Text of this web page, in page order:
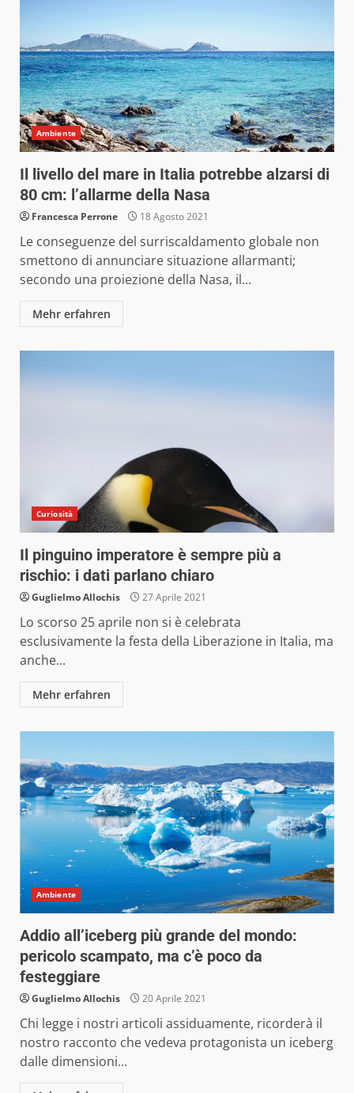
Ambiente
Il livello del mare in Italia potrebbe alzarsi di
80 cm: l’allarme della Nasa
Francesca Perrone 18 Agosto 2021
Le conseguenze del surriscaldamento globale non
smettono di annunciare situazione allarmanti;
secondo una proiezione della Nasa, il...
Mehr erfahren
Curiosità
Il pinguino imperatore è sempre più a
rischio: i dati parlano chiaro
Guglielmo Allochis 27 Aprile 2021
Lo scorso 25 aprile non si è celebrata
esclusivamente la festa della Liberazione in Italia, ma
anche...
Mehr erfahren
Ambiente
Addio all’iceberg più grande del mondo:
pericolo scampato, ma c’è poco da
festeggiare
Guglielmo Allochis 20 Aprile 2021
Chi legge i nostri articoli assiduamente, ricorderà il
nostro racconto che vedeva protagonista un iceberg
dalle dimensioni...